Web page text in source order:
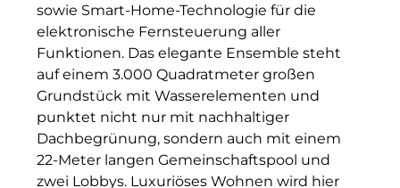
The Verse
United Benefits Holding
Sponsoring
Wealthcap
WEALTHCORE Investment Management
sowie Smart-Home-Technologie für die
elektronische Fernsteuerung aller
Funktionen. Das elegante Ensemble steht
auf einem 3.000 Quadratmeter großen
Grundstück mit Wasserelementen und
punktet nicht nur mit nachhaltiger
Dachbegrünung, sondern auch mit einem
22-Meter langen Gemeinschaftspool und
zwei Lobbys. Luxuriöses Wohnen wird hier